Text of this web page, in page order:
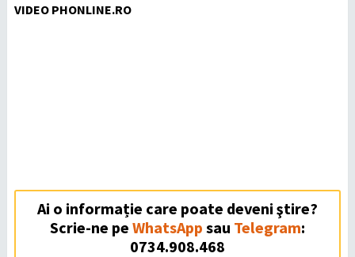
VIDEO PHONLINE.RO
Ai o informație care poate deveni ştire?
Scrie-ne pe WhatsApp sau Telegram:
0734.908.468